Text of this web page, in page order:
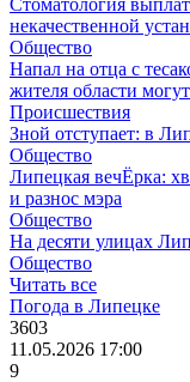
Стоматология
некачественной
Общество
Напал на отца с
жителя области
Происшествия
Зной отступает: в
Общество
Липецкая вечЁрка:
и разнос мэра
Общество
На десяти улицах
Общество
Читать все
Погода в Липецке
3603
11.05.2026 17:00
9